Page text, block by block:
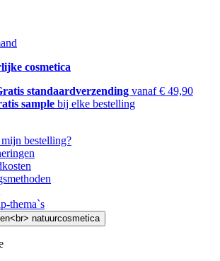
cosmetica
standaardverzending vanaf € 49,90
sample bij elke bestelling
bestelling?
thema`s